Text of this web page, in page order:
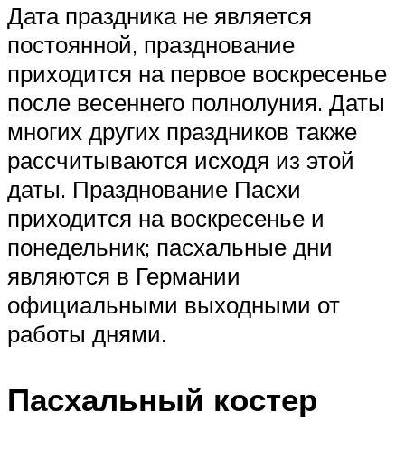
Дата праздника не является
постоянной, празднование
приходится на первое воскресенье
после весеннего полнолуния. Даты
многих других праздников также
рассчитываются исходя из этой
даты. Празднование Пасхи
приходится на воскресенье и
понедельник; пасхальные дни
являются в Германии
официальными выходными от
работы днями.
Пасхальный костер